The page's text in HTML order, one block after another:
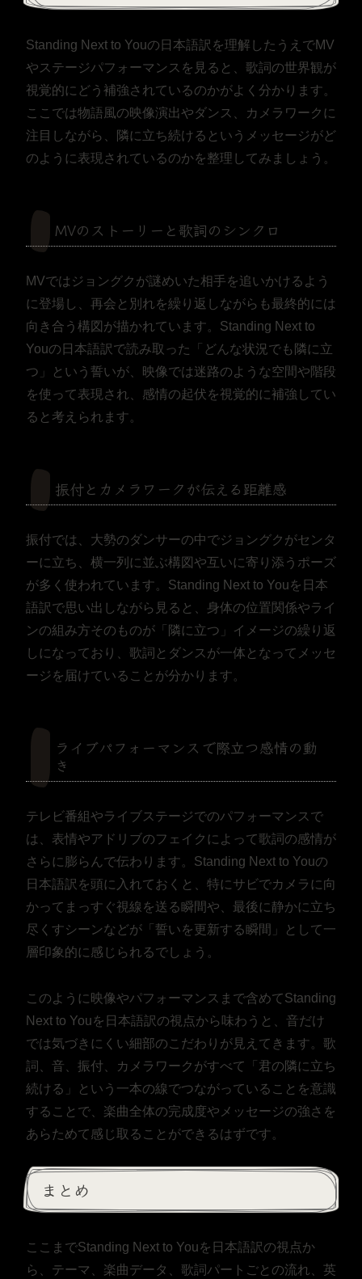
Standing Next to Youの日本語訳を理解したうえでMV
やステージパフォーマンスを見ると、歌詞の世界観が
視覚的にどう補強されているのかがよく分かります。
ここでは物語風の映像演出やダンス、カメラワークに
注目しながら、隣に立ち続けるというメッセージがど
のように表現されているのかを整理してみましょう。
MVのストーリーと歌詞のシンクロ
MVではジョングクが謎めいた相手を追いかけるよう
に登場し、再会と別れを繰り返しながらも最終的には
向き合う構図が描かれています。Standing Next to
Youの日本語訳で読み取った「どんな状況でも隣に立
つ」という誓いが、映像では迷路のような空間や階段
を使って表現され、感情の起伏を視覚的に補強してい
ると考えられます。
振付とカメラワークが伝える距離感
振付では、大勢のダンサーの中でジョングクがセンタ
ーに立ち、横一列に並ぶ構図や互いに寄り添うポーズ
が多く使われています。Standing Next to Youを日本
語訳で思い出しながら見ると、身体の位置関係やライ
ンの組み方そのものが「隣に立つ」イメージの繰り返
しになっており、歌詞とダンスが一体となってメッセ
ージを届けていることが分かります。
ライブパフォーマンスで際立つ感情の動
き
テレビ番組やライブステージでのパフォーマンスで
は、表情やアドリブのフェイクによって歌詞の感情が
さらに膨らんで伝わります。Standing Next to Youの
日本語訳を頭に入れておくと、特にサビでカメラに向
かってまっすぐ視線を送る瞬間や、最後に静かに立ち
尽くすシーンなどが「誓いを更新する瞬間」として一
層印象的に感じられるでしょう。
このように映像やパフォーマンスまで含めてStanding
Next to Youを日本語訳の視点から味わうと、音だけ
では気づきにくい細部のこだわりが見えてきます。歌
詞、音、振付、カメラワークがすべて「君の隣に立ち
続ける」という一本の線でつながっていることを意識
することで、楽曲全体の完成度やメッセージの強さを
あらためて感じ取ることができるはずです。
まとめ
ここまでStanding Next to Youを日本語訳の視点か
ら、テーマ、楽曲データ、歌詞パートごとの流れ、英